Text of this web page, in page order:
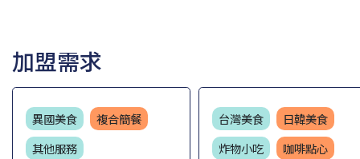
加盟需求
異國美食
複合簡餐
其他服務
台灣美食
日韓美食
炸物小吃
咖啡點心